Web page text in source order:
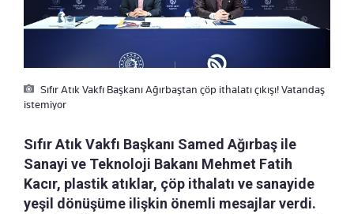
Sıfır Atık Vakfı Başkanı Ağırbaştan çöp ithalatı çıkışı! Vatandaş
istemiyor
Sıfır Atık Vakfı Başkanı Samed Ağırbaş ile
Sanayi ve Teknoloji Bakanı Mehmet Fatih
Kacır, plastik atıklar, çöp ithalatı ve sanayide
yeşil dönüşüme ilişkin önemli mesajlar verdi.